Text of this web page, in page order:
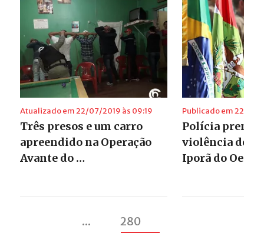
Atualizado em 22/07/2019 às 09:19
Três presos e um carro
apreendido na Operação
Avante do …
Publicado em 22/07/
Polícia
violência
Iporã do Oeste
...
280